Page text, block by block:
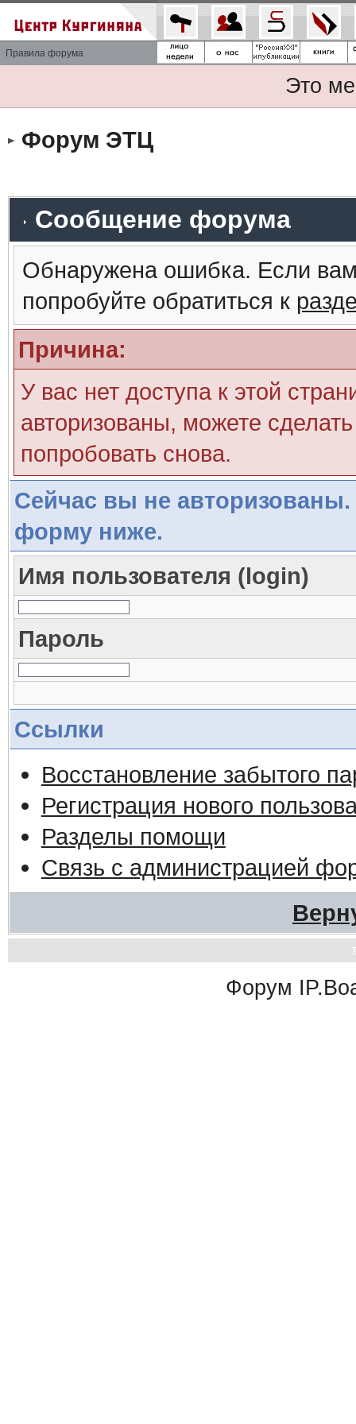
Правила форума
Это
Форум ЭТЦ
Сообщение форума
Обнаружена ошибка. Если
попробуйте обратиться к
Причина:
У вас нет доступа к этой
авторизованы, можете
попробовать снова.
Сейчас вы не авторизованы.
форму ниже.
Имя пользователя (login)
Пароль
Ссылки
Восстановление забытого
Регистрация нового
Разделы помощи
Связь с администрацией
Форум